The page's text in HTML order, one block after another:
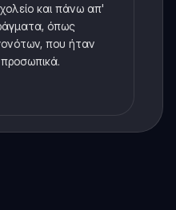
και πάνω απ'
όπως
που ήταν